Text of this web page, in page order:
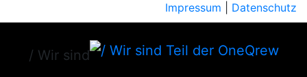
Impressum
Datenschutz
/ Wir sind